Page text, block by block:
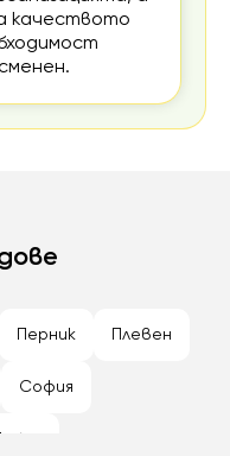
качеството
Перник Плевен
София